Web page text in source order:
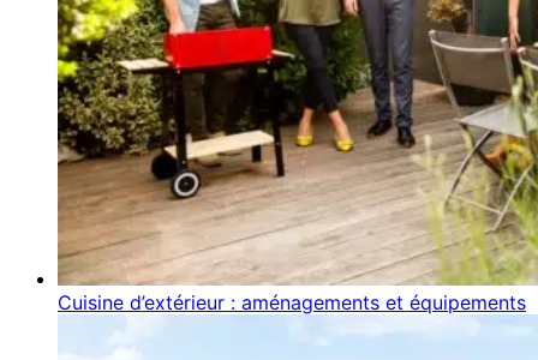
Cuisine d’extérieur : aménagements et équipements